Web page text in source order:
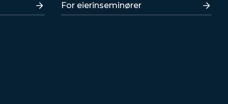
For eierinseminører